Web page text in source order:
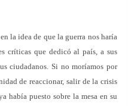
la idea de que la guerra nos haría
críticas que dedicó al país, a sus
ciudadanos. Si no moríamos por
de reaccionar, salir de la crisis
había puesto sobre la mesa en su